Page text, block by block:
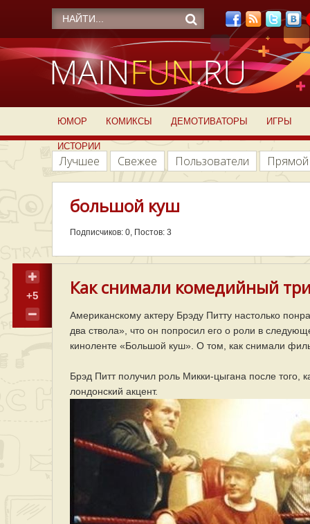
ЮМОР КОМИКСЫ ДЕМОТИВАТОРЫ ИГРЫ
ИСТОРИИ
Лучшее Свежее Пользователи
большой куш
Подписчиков: 0, Постов: 3
+5 Как снимали комедийный
Американскому актеру Брэду Питту настолько
два ствола», что он попросил его о роли в
киноленте «Большой куш». О том, как снимали
Брэд Питт получил роль Микки-цыгана после того,
лондонский акцент.